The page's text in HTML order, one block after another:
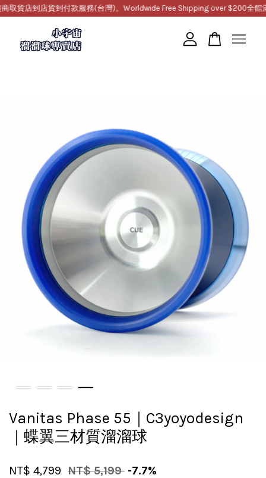
取貨店到店貨到付款服務(台灣)。Worldwide Free Shipping over $200全館滿
Vanitas Phase 55｜C3yoyodesign
｜蝶翼三材質溜溜球
NT$ 4,799 NT$ 5,199 -7.7%